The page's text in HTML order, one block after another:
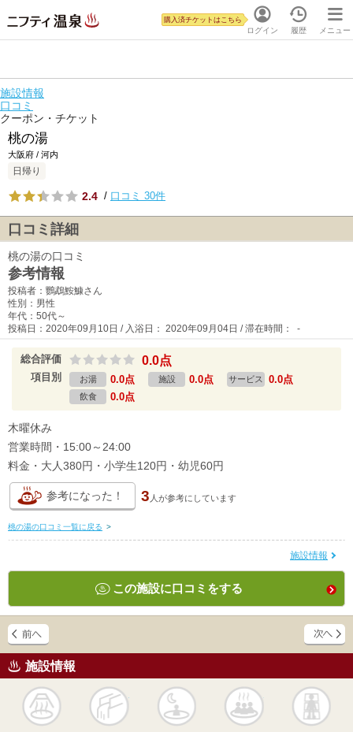
ログイン
購入済チケットはこちら
履歴 メニュー
施設情報
口コミ
クーポン・チケット
桃の湯
大阪府 / 河内
日帰り
2.4 / 口コミ 30件
口コミ詳細
桃の湯の口コミ
参考情報
投稿者：鸚鵡鮟鱇さん
性別：男性
年代：50代～
投稿日：2020年09月10日 / 入浴日： 2020年09月04日 / 滞在時間： -
総合評価 0.0点
項目別 お湯 0.0点 施設 0.0点 サービス 0.0点
飲食 0.0点
木曜休み
営業時間・15:00～24:00
料金・大人380円・小学生120円・幼児60円
参考になった！ 3 人が参考にしています
桃の湯の口コミ一覧に戻る >
施設情報
この施設に口コミをする
施設情報
かけ流し 露天風呂 貸切風呂